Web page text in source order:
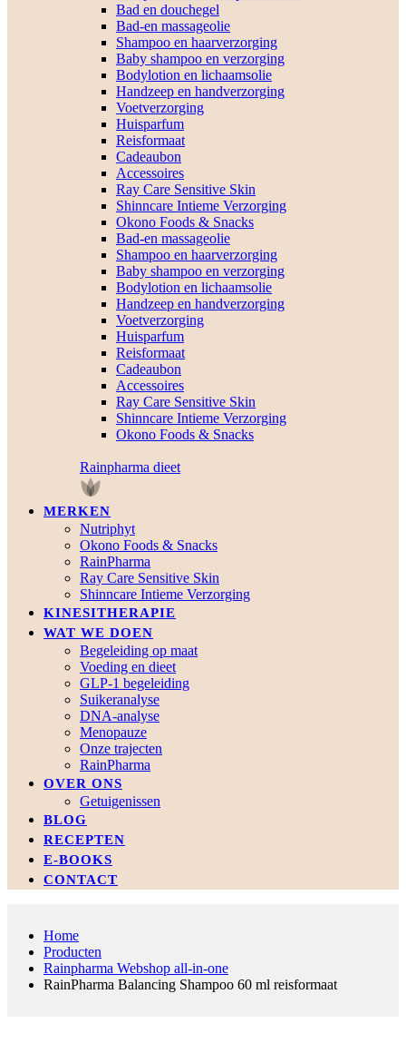
Bad en douchegel
Bad-en massageolie
Shampoo en haarverzorging
Baby shampoo en verzorging
Bodylotion en lichaamsolie
Handzeep en handverzorging
Voetverzorging
Huisparfum
Reisformaat
Cadeaubon
Accessoires
Ray Care Sensitive Skin
Shinncare Intieme Verzorging
Okono Foods & Snacks
Bad-en massageolie
Shampoo en haarverzorging
Baby shampoo en verzorging
Bodylotion en lichaamsolie
Handzeep en handverzorging
Voetverzorging
Huisparfum
Reisformaat
Cadeaubon
Accessoires
Ray Care Sensitive Skin
Shinncare Intieme Verzorging
Okono Foods & Snacks
Rainpharma dieet
MERKEN
Nutriphyt
Okono Foods & Snacks
RainPharma
Ray Care Sensitive Skin
Shinncare Intieme Verzorging
KINESITHERAPIE
WAT WE DOEN
Begeleiding op maat
Voeding en dieet
GLP-1 begeleiding
Suikeranalyse
DNA-analyse
Menopauze
Onze trajecten
RainPharma
OVER ONS
Getuigenissen
BLOG
RECEPTEN
E-BOOKS
CONTACT
Home
Producten
Rainpharma Webshop all-in-one
RainPharma Balancing Shampoo 60 ml reisformaat